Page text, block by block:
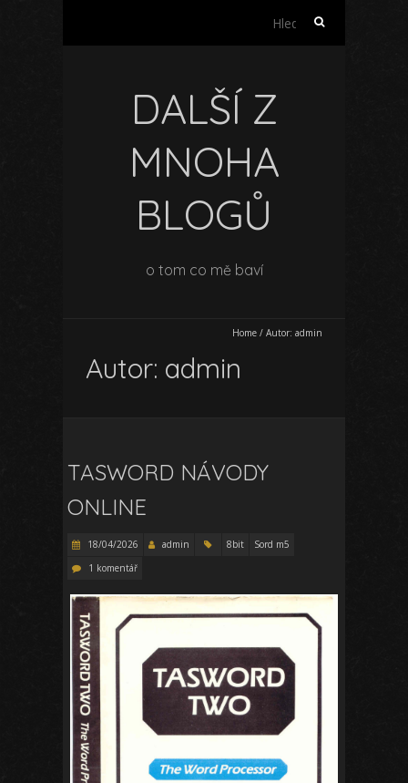
Vyhledávání
DALŠÍ Z
MNOHA
BLOGŮ
o tom co mě baví
Home / Autor: admin
Autor: admin
TASWORD NÁVODY
ONLINE
18/04/2026 admin 8bit
Sord m5
1 komentář